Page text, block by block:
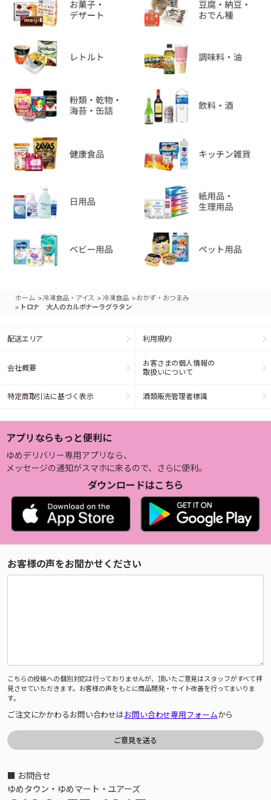
ホーム >冷凍食品・アイス > 冷凍食品 >おかず・おつまみ
> トロナ 大人のカルボナーラグラタン
配送エリア 利用規約
会社概要
お客さまの個人情報の
取扱いについて
特定商取引法に基づく表示 酒類販売管理者標識
アプリならもっと便利に
ゆめデリバリー専用アプリなら、
メッセージの通知がスマホに来るので、さらに便利。
ダウンロードはこちら
お客様の声をお聞かせください
こちらの投稿への個別対応は行っておりませんが、頂いたご意見はスタッフがすべて拝
見させていただきます。お客様の声をもとに商品開発・サイト改善を行ってまいりま
す。
ご注文にかかわるお問い合わせはお問い合わせ専用フォームから
■ お問合せ
ゆめタウン・ゆめマート・ユアーズ